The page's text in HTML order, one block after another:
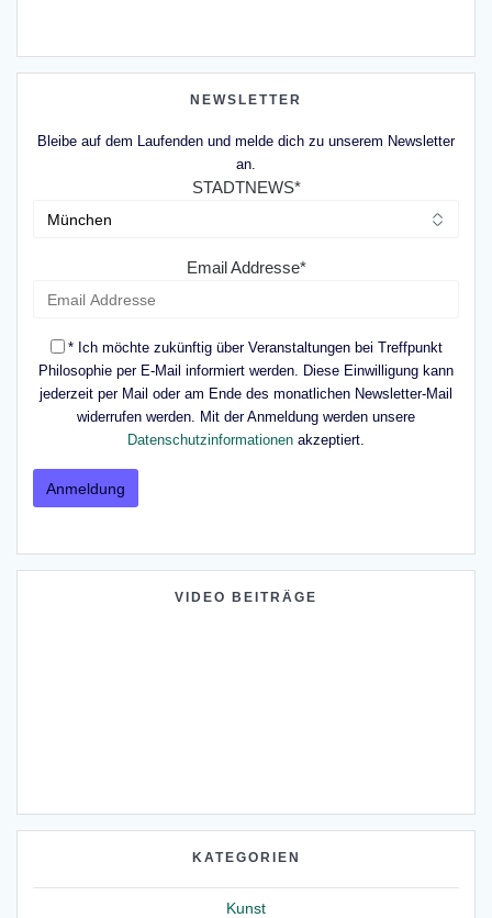
NEWSLETTER
Bleibe auf dem Laufenden und melde dich zu unserem Newsletter
an.
STADTNEWS*
Email Addresse*
* Ich möchte zukünftig über Veranstaltungen bei Treffpunkt
Philosophie per E-Mail informiert werden. Diese Einwilligung kann
jederzeit per Mail oder am Ende des monatlichen Newsletter-Mail
widerrufen werden. Mit der Anmeldung werden unsere
Datenschutzinformationen akzeptiert.
VIDEO BEITRÄGE
KATEGORIEN
Kunst